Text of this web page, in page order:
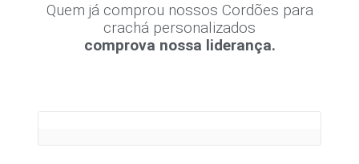
Quem já comprou nossos Cordões para
crachá personalizados
comprova nossa liderança.